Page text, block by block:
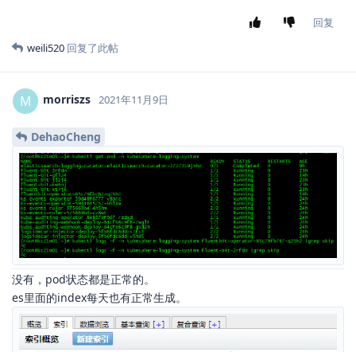
回复
weili520 回复了此帖
M morriszs 2021年11月9日
DehaoCheng
没有，pod状态都是正常的。
es里面的index每天也有正常生成。